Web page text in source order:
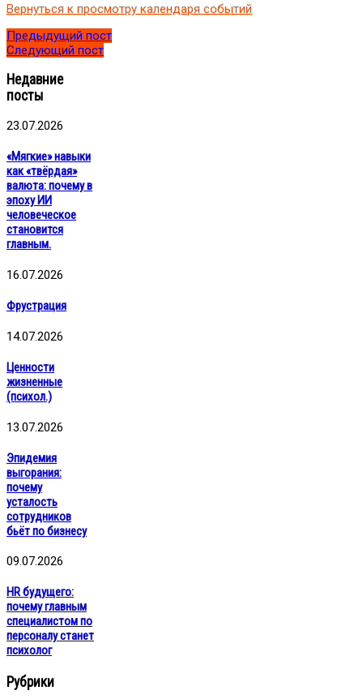
сына"
Вернуться к просмотру календаря событий
Предыдущий пост
Следующий пост
Недавние
посты
23.07.2026
«Мягкие» навыки
как «твёрдая»
валюта: почему в
эпоху ИИ
человеческое
становится
главным.
16.07.2026
Фрустрация
14.07.2026
Ценности
жизненные
(психол.)
13.07.2026
Эпидемия
выгорания:
почему
усталость
сотрудников
бьёт по бизнесу
09.07.2026
HR будущего:
почему главным
специалистом по
персоналу станет
психолог
Рубрики